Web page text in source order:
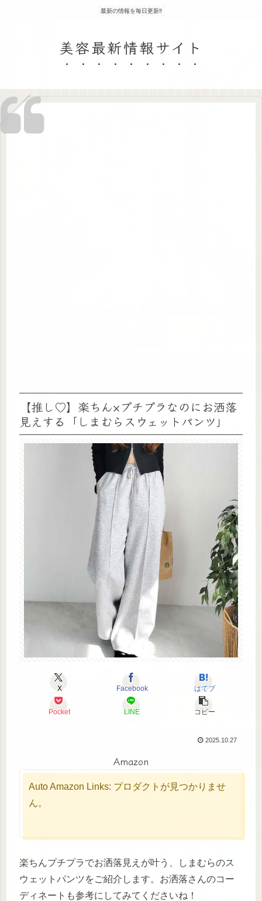
最新の情報を毎日更新‼
美容最新情報サイト
【推し♡】楽ちん×プチプラなのにお洒落
見えする「しまむらスウェットパンツ」
X Facebook はてブ
Pocket LINE コピー
2025.10.27
Amazon
Auto Amazon Links: プロダクトが見つかりませ
ん。
楽ちんプチプラでお洒落見えが叶う、しまむらのス
ウェットパンツをご紹介します。お洒落さんのコー
ディネートも参考にしてみてくださいね！